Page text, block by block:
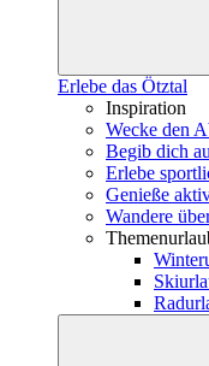
Erlebe das Ötztal
Inspiration
Wecke den
Begib dich
Erlebe
Genieße
Wandere